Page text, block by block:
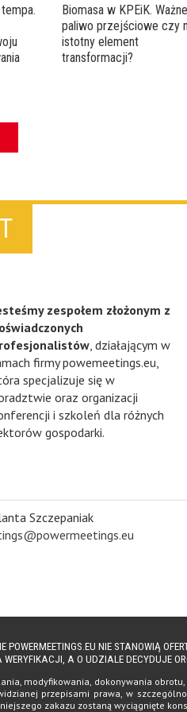
Biomasa w KPEiK. Ważne
paliwo przejściowe czy
istotny element
transformacji?
zespołem złożonym z
, działającym w
firmy powemeetings.eu,
specjalizuje się w
oraz organizacji
i szkoleń dla różnych
gospodarki.
Szczepaniak
POWERMEETINGS.EU NIE STANOWIĄ
A O UDZIALE DECYDUJE
modyfikowania, dokonywania
przepisami prawa, w
zakazu zostaną wyciągnięte